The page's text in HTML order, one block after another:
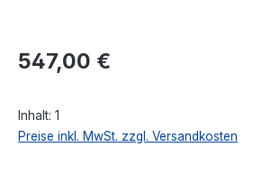
Regulärer Preis:
547,00 €
Inhalt: 1
Preise inkl. MwSt. zzgl. Versandkosten